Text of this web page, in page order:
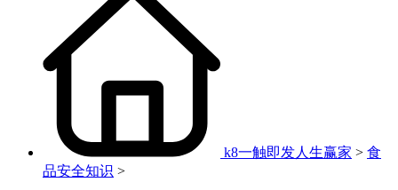
k8一触即发人生赢家 > 食
品安全知识 >